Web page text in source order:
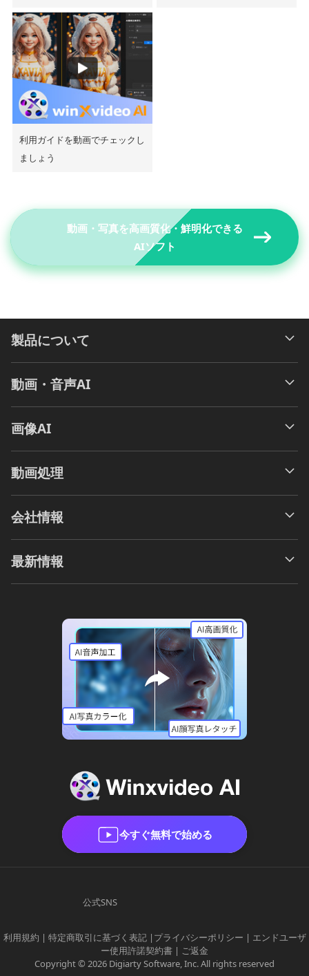
利用ガイドを動画でチェックし
ましょう
動画・写真を高画質化・鮮明化できる
AIソフト
今すぐ無料で始める
製品について
動画・音声AI
画像AI
動画処理
会社情報
最新情報
公式SNS
利用規約 | 特定商取引に基づく表記| プライバシーポリシー | エンドユーザ
ー使用許諾契約書 | ご返金
Copyright © 2026 Digiarty Software, Inc. All rights reserved